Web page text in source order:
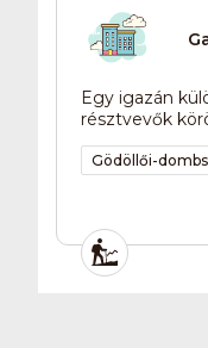
Egy igazán
résztvevők
Gödöllői-